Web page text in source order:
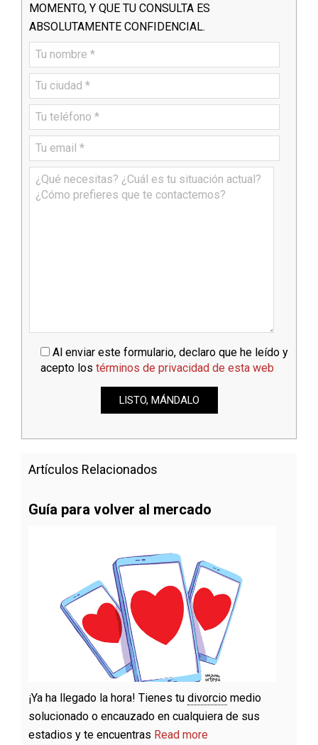
MOMENTO, Y QUE TU CONSULTA ES
ABSOLUTAMENTE CONFIDENCIAL.
Al enviar este formulario, declaro que he leído y
acepto los términos de privacidad de esta web
Artículos Relacionados
Guía para volver al mercado
¡Ya ha llegado la hora! Tienes tu divorcio medio
solucionado o encauzado en cualquiera de sus
estadios y te encuentras Read more